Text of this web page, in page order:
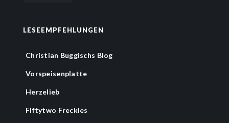
LESEEMPFEHLUNGEN
Christian Buggischs Blog
Vorspeisenplatte
Herzelieb
Fiftytwo Freckles